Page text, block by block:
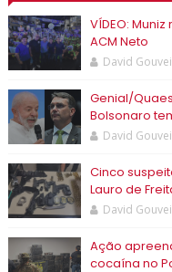
VÍDEO:
ACM Neto
David
Genial/
Bolsonaro
David
Cinco
Lauro de
David
Ação
cocaína no